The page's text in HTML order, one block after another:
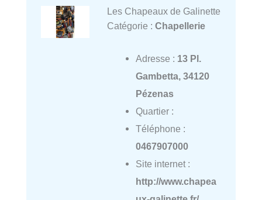
Les Chapeaux de Galinette
Catégorie : Chapellerie
Adresse : 13 Pl.
Gambetta, 34120
Pézenas
Quartier :
Téléphone :
0467907000
Site internet :
http://www.chapea